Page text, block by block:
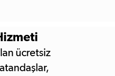
ücretsiz